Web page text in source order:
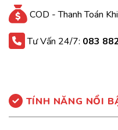
COD - Thanh Toán
Tư Vấn 24/7: 083
TÍNH NĂNG NỔI